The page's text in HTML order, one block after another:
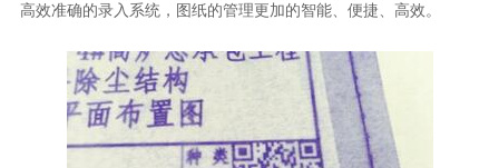
高效准确的录入系统，图纸的管理更加的智能、便捷、高效。